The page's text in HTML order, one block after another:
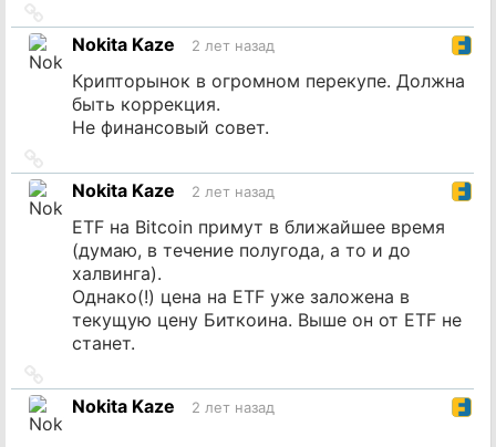
на
источник
Nokita Kaze 2 лет назад
Крипторынок в огромном перекупе. Должна
быть коррекция.
Не финансовый совет.
на
источник
Nokita Kaze 2 лет назад
ETF на Bitcoin примут в ближайшее время
(думаю, в течение полугода, а то и до
халвинга).
Однако(!) цена на ETF уже заложена в
текущую цену Биткоина. Выше он от ETF не
станет.
на
источник
Nokita Kaze 2 лет назад